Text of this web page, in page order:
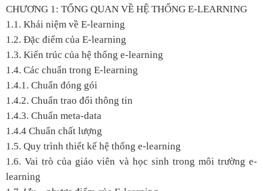
CHƯƠNG 1: TỔNG QUAN VỀ HỆ THỐNG E-LEARNING
1.1. Khái niệm về E-learning
1.2. Đặc điểm của E-learning
1.3. Kiến trúc của hệ thống e-learning
1.4. Các chuẩn trong E-learning
1.4.1. Chuẩn đóng gói
1.4.2. Chuẩn trao đổi thông tin
1.4.3. Chuẩn meta-data
1.4.4 Chuẩn chất lượng
1.5. Quy trình thiết kế hệ thống e-learning
1.6. Vai trò của giáo viên và học sinh trong môi trường e-
learning